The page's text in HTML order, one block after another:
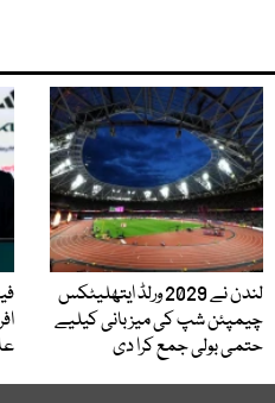
لندن نے 2029 ورلڈ ایتھلیٹکس
چیمپئن شپ کی میزبانی کیلیے
حتمی بولی جمع کرا دی